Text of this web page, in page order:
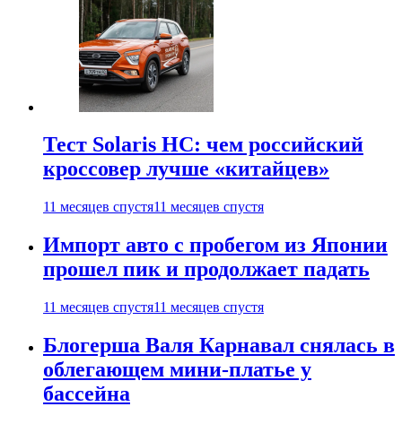
Тест Solaris HC: чем российский
кроссовер лучше «китайцев»
11 месяцев спустя11 месяцев спустя
Импорт авто с пробегом из Японии
прошел пик и продолжает падать
11 месяцев спустя11 месяцев спустя
Блогерша Валя Карнавал снялась в
облегающем мини-платье у
бассейна